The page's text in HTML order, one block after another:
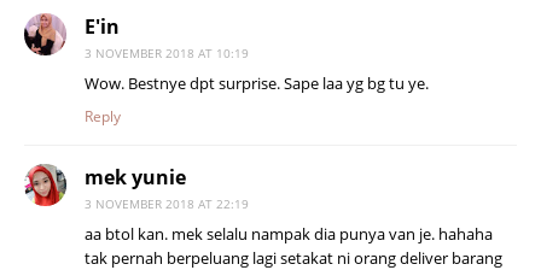
E'in
3 NOVEMBER 2018 AT 10:19
Wow. Bestnye dpt surprise. Sape laa yg bg tu ye.
Reply
mek yunie
3 NOVEMBER 2018 AT 22:19
aa btol kan. mek selalu nampak dia punya van je. hahaha
tak pernah berpeluang lagi setakat ni orang deliver barang